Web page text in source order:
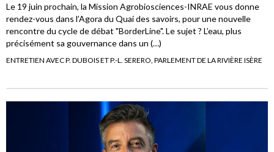
Le 19 juin prochain, la Mission Agrobiosciences-INRAE vous donne
rendez-vous dans l’Agora du Quai des savoirs, pour une nouvelle
rencontre du cycle de débat "BorderLine". Le sujet ? L’eau, plus
précisément sa gouvernance dans un (…)
ENTRETIEN AVEC P. DUBOIS ET P.-L. SERERO, PARLEMENT DE LA RIVIÈRE ISÈRE